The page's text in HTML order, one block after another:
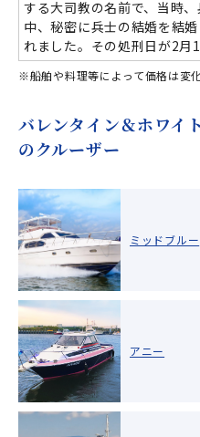
する大司教の名前で、当時
中、秘密に兵士の結婚を結
れました。その処刑日が2月
※船舶や料理等によって価格は変化
バレンタイン＆ホワイ
のクルーザー
ミッドブルー
アニー